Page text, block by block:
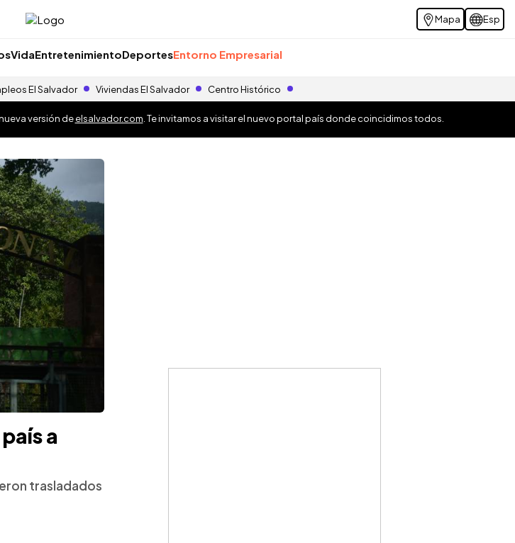
Mapa Esp
VidaEntretenimientoDeportesEntorno Empresarial
El Salvador Viviendas El Salvador Centro Histórico
versión deelsalvador.com . Te invitamos a visitar el nuevo portal país donde coincidimos todos.
a
trasladados